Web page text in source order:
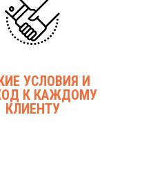
УСЛОВИЯ И
К КАЖДОМУ
КЛИЕНТУ